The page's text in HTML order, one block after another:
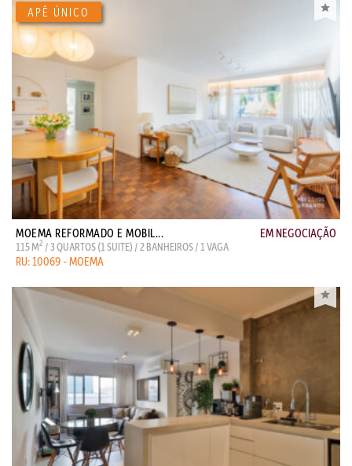
MOEMA REFORMADO E MOBIL... EM NEGOCIAÇÃO
115 M2 / 3 QUARTOS (1 SUITE) / 2 BANHEIROS / 1 VAGA
RU: 10069 - MOEMA